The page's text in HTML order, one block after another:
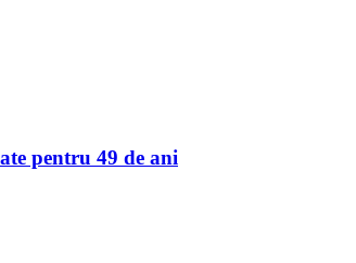
pentru 49 de ani